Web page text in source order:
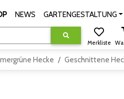
NEWS GARTENGESTALTUNG
Merkliste
Hecke Geschnittene